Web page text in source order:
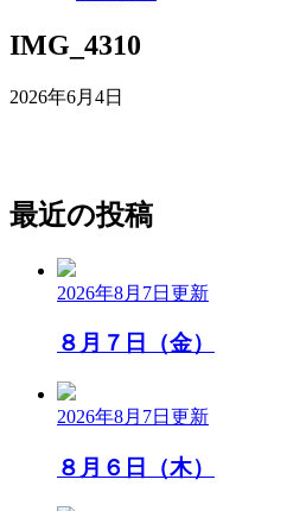
IMG_4310
2026年6月4日
最近の投稿
2026年8月7日 更新
８月７日（金）
2026年8月7日 更新
８月６日（木）